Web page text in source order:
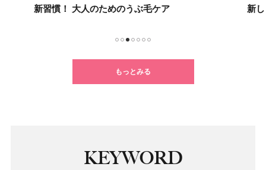
新習慣！ 大人のためのうぶ毛ケア 新
もっとみる
KEYWORD